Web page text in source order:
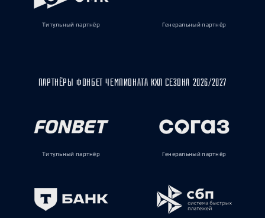
Титульный партнёр Генеральный партнёр
ПАРТНЁРЫ ФОНБЕТ ЧЕМПИОНАТА КХЛ СЕЗОНА 2026/2027
Титульный партнёр Генеральный партнёр